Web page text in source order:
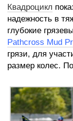
Квадроцикл
надежность в
глубокие
Pathcross Mud
грязи, для
размер колес.